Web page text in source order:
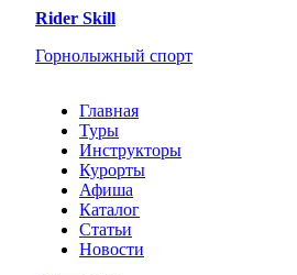
Rider Skill
Горнолыжный спорт
Главная
Туры
Инструкторы
Курорты
Афиша
Каталог
Статьи
Новости